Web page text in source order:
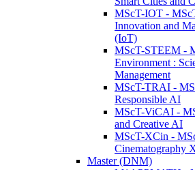
MScT-IOT -
Innovation and
(IoT)
MScT-STEEM -
Environment :
Management
MScT-TRAI -
Responsible AI
MScT-ViCAI -
and Creative AI
MScT-XCin -
Cinematography
Master (DNM)